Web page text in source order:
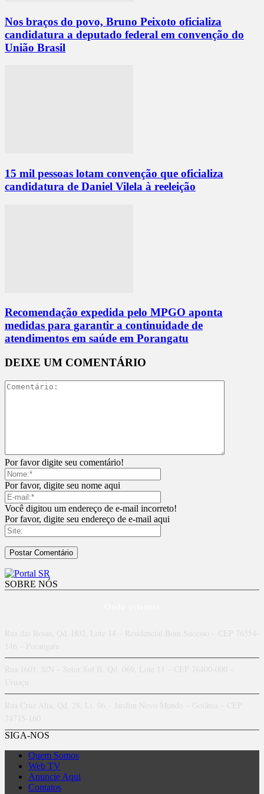
Nos braços do povo, Bruno Peixoto oficializa
candidatura a deputado federal em convenção do
União Brasil
15 mil pessoas lotam convenção que oficializa
candidatura de Daniel Vilela à reeleição
Recomendação expedida pelo MPGO aponta
medidas para garantir a continuidade de
atendimentos em saúde em Porangatu
DEIXE UM COMENTÁRIO
Por favor digite seu comentário!
Por favor, digite seu nome aqui
Você digitou um endereço de e-mail incorreto!
Por favor, digite seu endereço de e-mail aqui
SOBRE NÓS
SIGA-NOS
Quem Somos
Web TV
Anuncie Aqui
Contatos